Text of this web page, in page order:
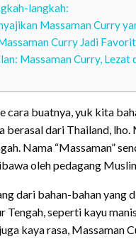
langkah:
Massaman Curry
Curry Jadi
Massaman Curry, Lezat
cara buatnya, yuk kita
berasal dari Thailand,
Nama “Massaman”
oleh pedagang
dari bahan-bahan yang
Tengah, seperti kayu
kaya rasa, Massaman